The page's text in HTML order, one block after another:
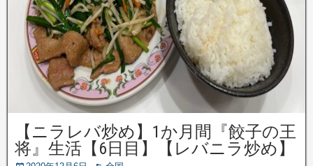
【ニラレバ炒め】1か月間『餃子の王
将』生活【6日目】【レバニラ炒め】